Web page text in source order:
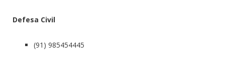
Defesa Civil
(91) 985454445